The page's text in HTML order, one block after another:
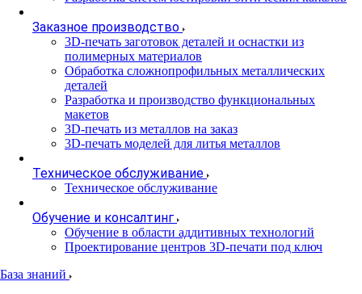
Заказное производство
3D-печать заготовок деталей и оснастки из
полимерных материалов
Обработка сложнопрофильных металлических
деталей
Разработка и производство функциональных
макетов
3D-печать из металлов на заказ
3D-печать моделей для литья металлов
Техническое обслуживание
Техническое обслуживание
Обучение и консалтинг
Обучение в области аддитивных технологий
Проектирование центров 3D-печати под ключ
База знаний